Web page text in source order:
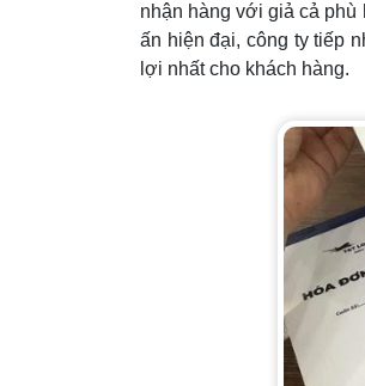
nhận hàng với giả cả
ấn hiện đại, công ty tiếp
lợi nhất cho khách hàng.